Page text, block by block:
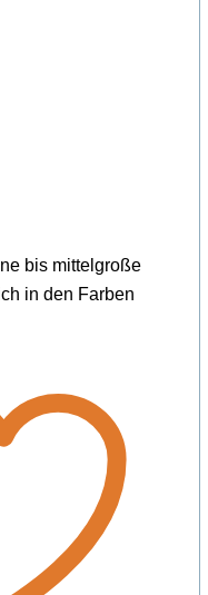
bis mittelgroße
in den Farben